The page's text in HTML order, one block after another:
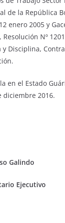
de la República
enero 2005 y
Nº
Disciplina,
el Estado
diciembre 2016.